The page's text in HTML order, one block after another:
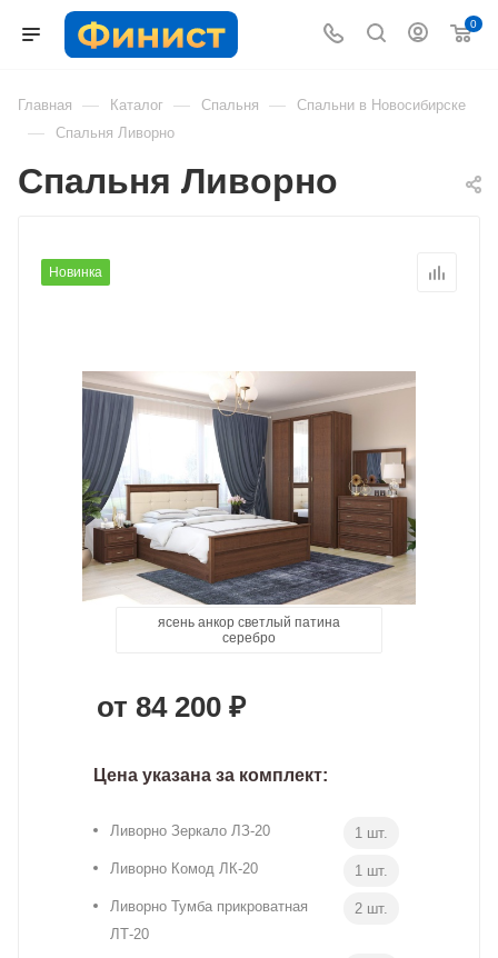
0
Главная — Каталог — Спальня — Спальни в Новосибирске
— Спальня Ливорно
Спальня Ливорно
Новинка
орех донской
дуб сонома
ясень анкор светлый патина
серебро
от 84 200 ₽
Цена указана за комплект:
Ливорно Зеркало ЛЗ-20 1 шт.
Ливорно Комод ЛК-20 1 шт.
Ливорно Тумба прикроватная
ЛТ-20
2 шт.